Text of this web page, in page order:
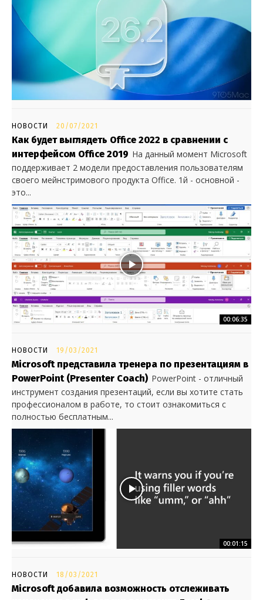
НОВОСТИ 20/07/2021
Как будет выглядеть Office 2022 в сравнении с
интерфейсом Office 2019 На данный момент Microsoft
поддерживает 2 модели предоставления пользователям
своего мейнстримового продукта Office. 1й - основной -
это...
00:06:35
НОВОСТИ 19/03/2021
Microsoft представила тренера по презентациям в
PowerPoint (Presenter Coach) PowerPoint - отличный
инструмент создания презентаций, если вы хотите стать
профессионалом в работе, то стоит ознакомиться с
полностью бесплатным...
00:01:15
НОВОСТИ 18/03/2021
Microsoft добавила возможность отслеживать